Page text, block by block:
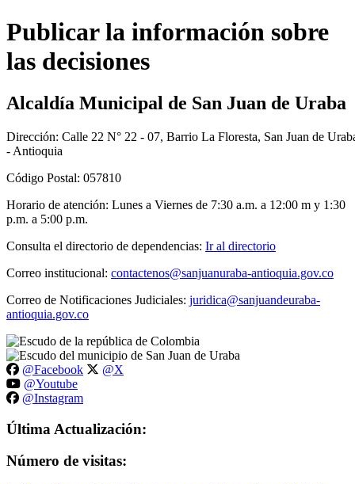
​​​Publica​r la información sobre
las decisiones​
Alcaldía Municipal de San Juan de Uraba
Dirección: Calle 22 N° 22 - 07, Barrio La Floresta, San Juan de
- Antioquia
Código Postal: 057810
Horario de atención: Lunes a Viernes de 7:30 a.m. a 12:00 m y 1:30
p.m. a 5:00 p.m.
Consulta el directorio de dependencias: Ir al directorio
Correo institucional: contactenos@sanjuanuraba-antioquia.gov.co
Correo de Notificaciones Judiciales: juridica@sanjuandeuraba-
antioquia.gov.co
@Facebook
@X
@Youtube
@Instagram
Última Actualización:
Número de visitas: